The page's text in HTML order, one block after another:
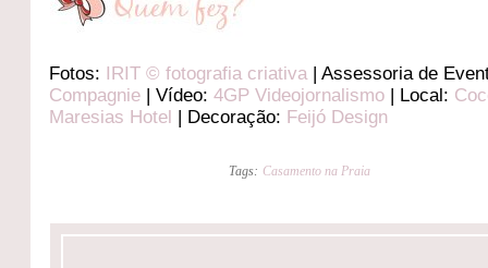
Fotos: IRIT © fotografia criativa| Assessoria de
Compagnie | Vídeo:4GP Videojornalismo | Local:
Maresias Hotel
| Decoração: Feijó Design
Tags: Casamento na Praia